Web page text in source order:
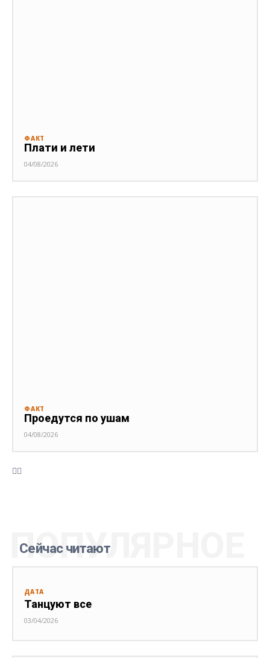
ФАКТ
Плати и лети
04/08/2026
ФАКТ
Проедутся по ушам
04/08/2026
Сейчас читают
ПОПУЛЯРНОЕ
ДАТА
Танцуют все
03/04/2026